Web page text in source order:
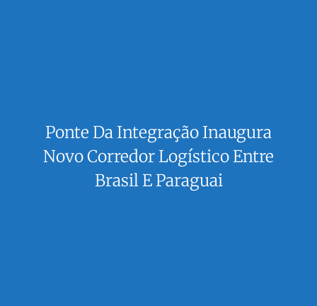
Ponte Da Integração Inaugura
Novo Corredor Logístico Entre
Brasil E Paraguai